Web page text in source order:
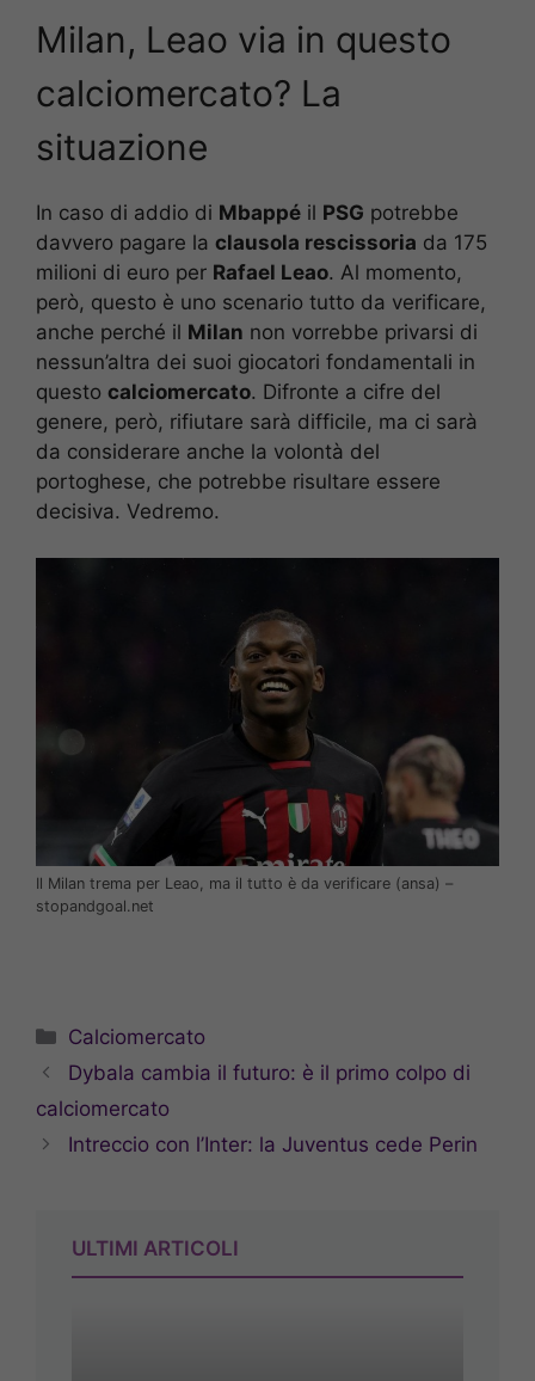
Milan, Leao via in questo
calciomercato? La
situazione
In caso di addio di Mbappé il PSG potrebbe
davvero pagare la clausola rescissoria da 175
milioni di euro per Rafael Leao. Al momento,
però, questo è uno scenario tutto da verificare,
anche perché il Milan non vorrebbe privarsi di
nessun’altra dei suoi giocatori fondamentali in
questo calciomercato. Difronte a cifre del
genere, però, rifiutare sarà difficile, ma ci sarà
da considerare anche la volontà del
portoghese, che potrebbe risultare essere
decisiva. Vedremo.
Il Milan trema per Leao, ma il tutto è da verificare (ansa) –
stopandgoal.net
Categorie
Calciomercato
Dybala cambia il futuro: è il primo colpo di
calciomercato
Intreccio con l’Inter: la Juventus cede Perin
ULTIMI ARTICOLI